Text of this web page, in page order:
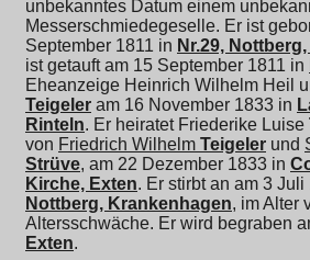
unbekanntes Datum einem
Messerschmiedegeselle. Er ist
September 1811 in Nr.29,
ist getauft am 15 September 1811 in
Eheanzeige Heinrich Wilhelm Heil
Teigeler am 16 November 1833 in
Rinteln. Er heiratet Friederike Luise
von Friedrich Wilhelm Teigeler und
Strüve, am 22 Dezember 1833 in
Kirche, Exten. Er stirbt an am 3 Juli
Nottberg, Krankenhagen, im Alter
Altersschwäche. Er wird begraben
Exten.